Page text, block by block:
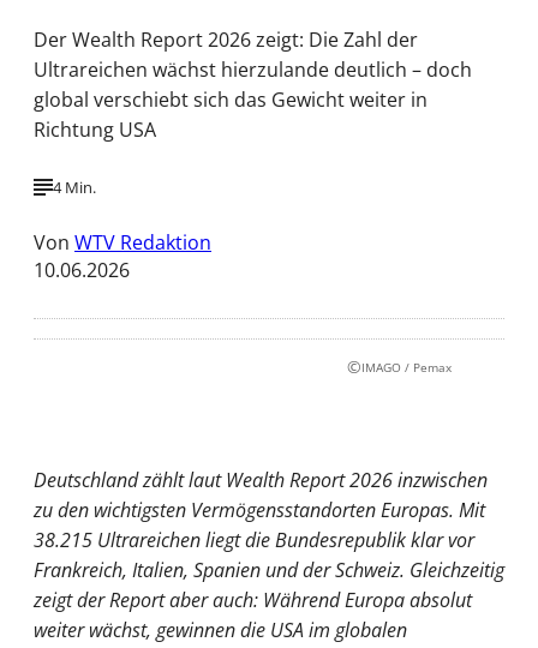
Der Wealth Report 2026 zeigt: Die Zahl der
Ultrareichen wächst hierzulande deutlich – doch
global verschiebt sich das Gewicht weiter in
Richtung USA
4 Min.
Von WTV Redaktion
10.06.2026
©IMAGO / Pemax
Deutschland zählt laut Wealth Report 2026 inzwischen
zu den wichtigsten Vermögensstandorten Europas. Mit
38.215 Ultrareichen liegt die Bundesrepublik klar vor
Frankreich, Italien, Spanien und der Schweiz. Gleichzeitig
zeigt der Report aber auch: Während Europa absolut
weiter wächst, gewinnen die USA im globalen